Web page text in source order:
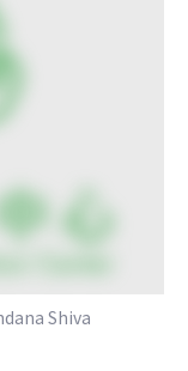
Shiva